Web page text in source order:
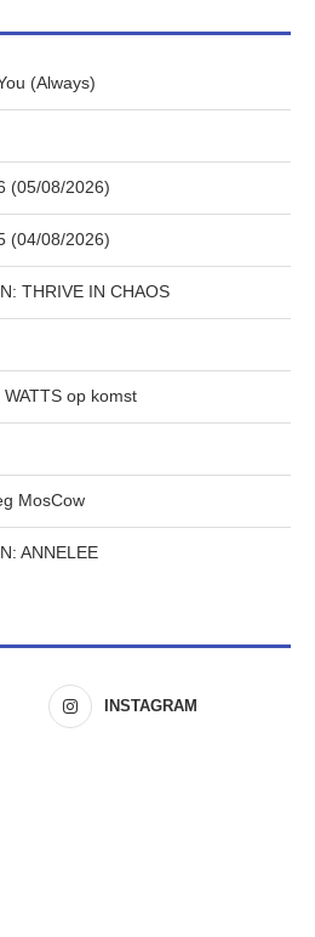
(Always)
(05/08/2026)
(04/08/2026)
THRIVE IN CHAOS
op komst
MosCow
ANNELEE
INSTAGRAM